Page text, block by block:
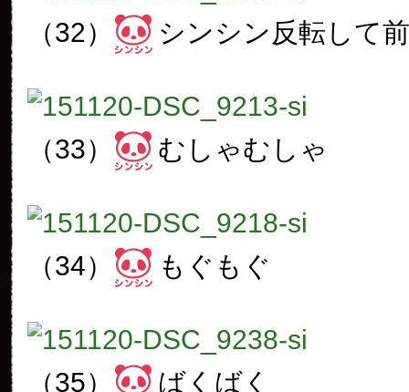
（32） シンシン反転して
（33） むしゃむしゃ
（34） もぐもぐ
（35） ばくばく